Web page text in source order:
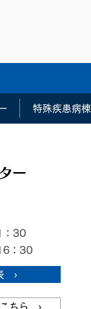
特殊疾患病棟
：30
：30
›
こちら ›